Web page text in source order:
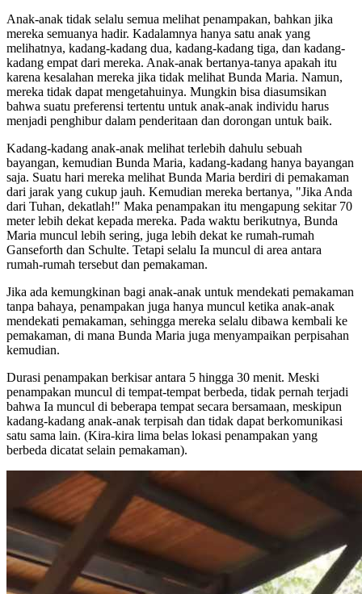
Anak-anak tidak selalu semua melihat penampakan, bahkan jika
mereka semuanya hadir. Kadalamnya hanya satu anak yang
melihatnya, kadang-kadang dua, kadang-kadang tiga, dan kadang-
kadang empat dari mereka. Anak-anak bertanya-tanya apakah itu
karena kesalahan mereka jika tidak melihat Bunda Maria. Namun,
mereka tidak dapat mengetahuinya. Mungkin bisa diasumsikan
bahwa suatu preferensi tertentu untuk anak-anak individu harus
menjadi penghibur dalam penderitaan dan dorongan untuk baik.
Kadang-kadang anak-anak melihat terlebih dahulu sebuah
bayangan, kemudian Bunda Maria, kadang-kadang hanya bayangan
saja. Suatu hari mereka melihat Bunda Maria berdiri di pemakaman
dari jarak yang cukup jauh. Kemudian mereka bertanya, "Jika Anda
dari Tuhan, dekatlah!" Maka penampakan itu mengapung sekitar 70
meter lebih dekat kepada mereka. Pada waktu berikutnya, Bunda
Maria muncul lebih sering, juga lebih dekat ke rumah-rumah
Ganseforth dan Schulte. Tetapi selalu Ia muncul di area antara
rumah-rumah tersebut dan pemakaman.
Jika ada kemungkinan bagi anak-anak untuk mendekati pemakaman
tanpa bahaya, penampakan juga hanya muncul ketika anak-anak
mendekati pemakaman, sehingga mereka selalu dibawa kembali ke
pemakaman, di mana Bunda Maria juga menyampaikan perpisahan
kemudian.
Durasi penampakan berkisar antara 5 hingga 30 menit. Meski
penampakan muncul di tempat-tempat berbeda, tidak pernah terjadi
bahwa Ia muncul di beberapa tempat secara bersamaan, meskipun
kadang-kadang anak-anak terpisah dan tidak dapat berkomunikasi
satu sama lain. (Kira-kira lima belas lokasi penampakan yang
berbeda dicatat selain pemakaman).